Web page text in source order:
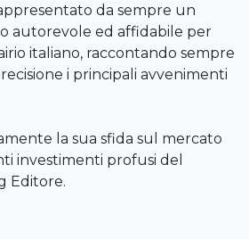
da sempre un
autorevole ed affidabile per
italiano, raccontando sempre
i principali avvenimenti
la sua sfida sul mercato
investimenti profusi del
Editore.